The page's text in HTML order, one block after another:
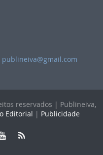
publineiva@gmail.com
reservados | Publineiva,
Editorial | Publicidade